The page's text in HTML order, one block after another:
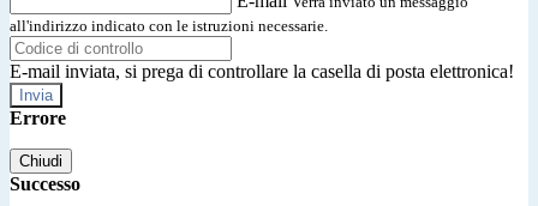
all'indirizzo indicato con le istruzioni necessarie.
E-mail inviata, si prega di controllare la casella di posta elettronica!
Errore
Chiudi
Successo